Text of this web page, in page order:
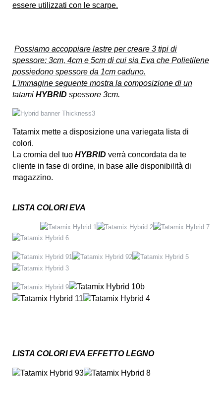
essere utilizzati con le scarpe.
Possiamo accoppiare lastre per creare 3 tipi di
spessore: 3cm, 4cm e 5cm di cui sia Eva che Polietilene
possiedono spessore da 1cm caduno.
L'immagine seguente mostra la composizione di un
tatami HYBRID spessore 3cm.
Tatamix mette a disposizione una variegata lista di
colori.
La cromia del tuo HYBRID verrà concordata da te
cliente in fase di ordine, in base alle disponibilità di
magazzino.
LISTA COLORI EVA
LISTA COLORI EVA EFFETTO LEGNO